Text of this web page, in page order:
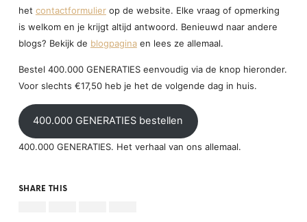
het contactformulierop de website. Elke vraag of opmerking
is welkom en je krijgt altijd antwoord. Benieuwd naar andere
blogs? Bekijk de blogpaginaen lees ze allemaal.
Bestel 400.000 GENERATIES eenvoudig via de knop hieronder.
Voor slechts €17,50 heb je het de volgende dag in huis.
400.000 GENERATIES bestellen
400.000 GENERATIES. Het verhaal van ons allemaal.
SHARE THIS